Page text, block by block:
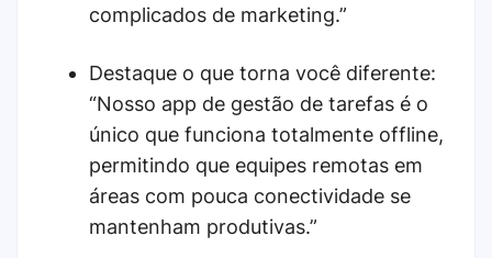
complicados de marketing.”
Destaque o que torna você diferente:
“Nosso app de gestão de tarefas é o
único que funciona totalmente offline,
permitindo que equipes remotas em
áreas com pouca conectividade se
mantenham produtivas.”